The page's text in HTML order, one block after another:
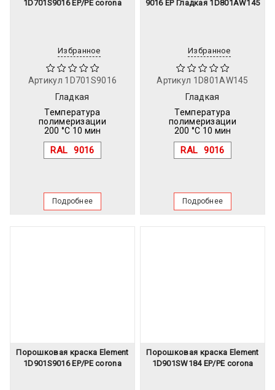
1D701S9016 EP/PE corona
Избранное
Артикул 1D701S9016
Гладкая
Температура
полимеризации
200 °C 10 мин
RAL 9016
Подробнее
9016 EP Гладкая 1D801AW145
Избранное
Артикул 1D801AW145
Гладкая
Температура
полимеризации
200 °C 10 мин
RAL 9016
Подробнее
Порошковая краска Element
1D901S9016 EP/PE corona
Порошковая краска Element
1D901SW184 EP/PE corona